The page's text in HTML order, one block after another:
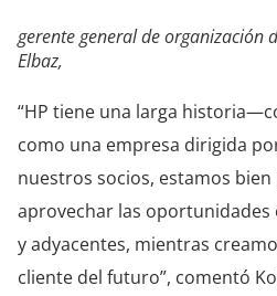
gerente general de organización
Elbaz,
“HP tiene una larga
como una empresa dirigida
nuestros socios, estamos
aprovechar las oportunidades
y adyacentes, mientras
cliente del futuro”, comentó